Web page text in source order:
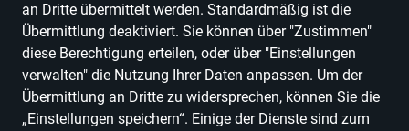
an Dritte übermittelt werden. Standardmäßig ist die
Übermittlung deaktiviert. Sie können über "Zustimmen"
diese Berechtigung erteilen, oder über "Einstellungen
verwalten" die Nutzung Ihrer Daten anpassen. Um der
Übermittlung an Dritte zu widersprechen, können Sie die
„Einstellungen speichern“. Einige der Dienste sind zum